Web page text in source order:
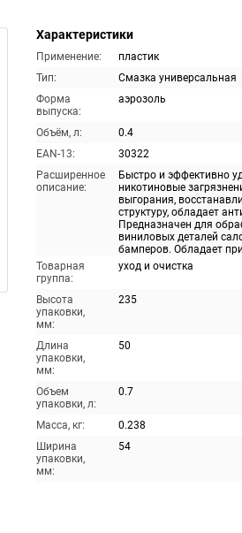
Характеристики
Применение:
пластик
Тип:
Смазка универсальная
Форма
выпуска:
аэрозоль
Объём, л:
0.4
EAN-13:
30322
Расширенное
описание:
Быстро и эффективно
никотиновые
выгорания,
структуру, обладает
Предназначен для
виниловых деталей
бамперов. Обладает
Товарная
группа:
уход и очистка
Высота
упаковки,
мм:
235
Длина
упаковки,
мм:
50
Объем
упаковки, л:
0.7
Масса, кг:
0.238
Ширина
упаковки,
мм:
54